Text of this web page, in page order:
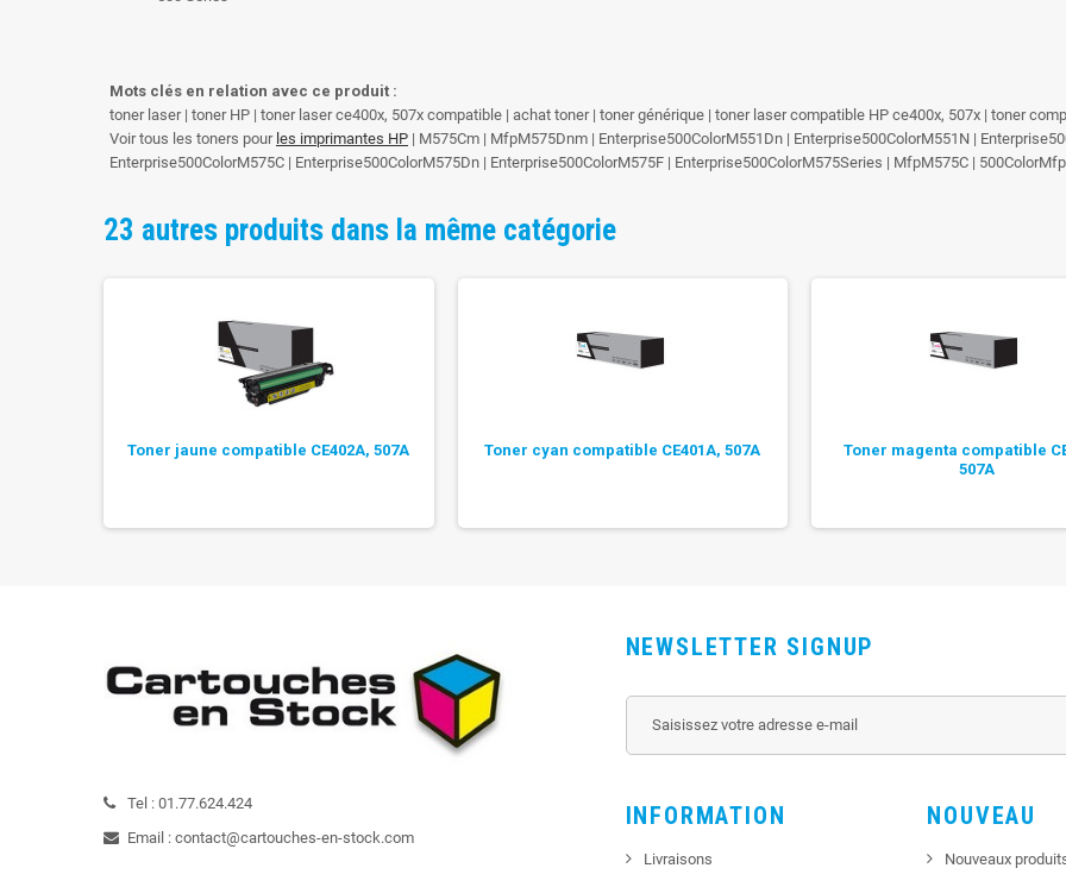
Mots clés en relation avec ce produit :
toner laser | toner HP | toner laser ce400x, 507x compatible | achat toner | toner générique | toner laser compatible HP ce400x, 507x | toner
Voir tous les toners pour les imprimantes HP | M575Cm | MfpM575Dnm | Enterprise500ColorM551Dn | Enterprise500ColorM551N |
Enterprise500ColorM575C | Enterprise500ColorM575Dn | Enterprise500ColorM575F | Enterprise500ColorM575Series | MfpM575C |
23 autres produits dans la même catégorie
Toner jaune compatible CE402A, 507A Toner cyan compatible CE401A, 507A
Toner magenta compatible
507A
Tel : 01.77.624.424
Email : contact@cartouches-en-stock.com
NEWSLETTER SIGNUP
INFORMATION
Livraisons
NOUVEAU
Nouveaux